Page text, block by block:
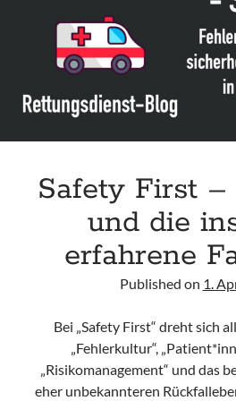
Leitlinie „Bauchschmerz bei Kindern und
Diagnostik“ der GPR
Leitlinie „Erbrechen im Kindes- und
Diagnostik“ der GPR
Leitlinie „Kopfschmerzen bei Kindern und
Diagnostik“ der GPR
Safety First –
und die
erfahrene
Published on 1.
Bei „Safety First“ dreht sich
„Fehlerkultur“,
„Risikomanagement“ und das
eher unbekannteren